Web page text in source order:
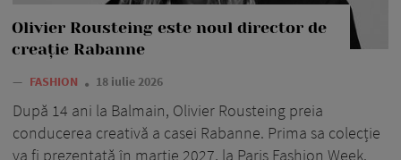
Olivier Rousteing este noul director de
creație Rabanne
— FASHION 18 iulie 2026
După 14 ani la Balmain, Olivier Rousteing preia
conducerea creativă a casei Rabanne. Prima sa colecție
va fi prezentată în martie 2027, la Paris Fashion Week.